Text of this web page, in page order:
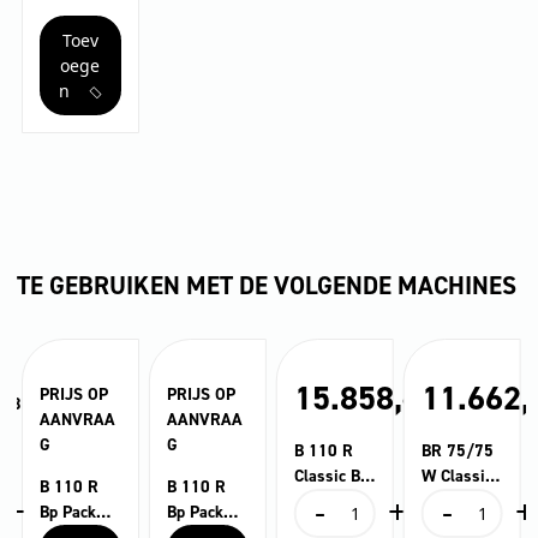
aantal
Toev
oege
n
TE GEBRUIKEN MET DE VOLGENDE MACHINES
PRIJS OP
AANVRAA
G
B 110 R
Bp Pack
PRIJS OP
AANVRAA
G
B 110 R
Bp Pack
15.858,97
B 110 R
Classic Bp
-
B
+
11.662,
BR 75/75
W Classic
-
BR
+
83
+